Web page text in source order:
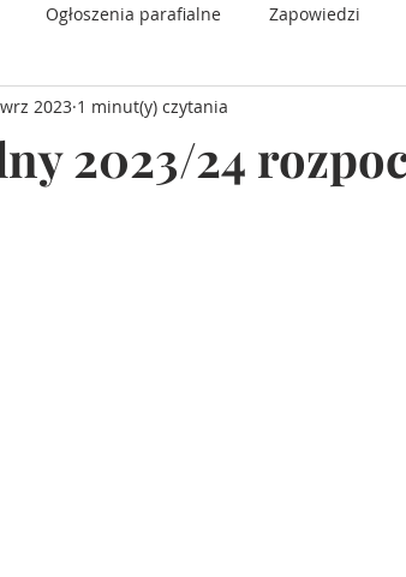
Ogłoszenia parafialne Zapowiedzi
2023/24
2023 1 minut(y) czytania